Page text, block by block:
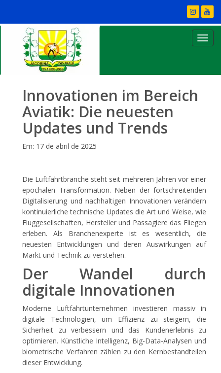
Innovationen im Bereich
Aviatik: Die neuesten
Updates und Trends
Em: 17 de abril de 2025
Die Luftfahrtbranche steht seit mehreren Jahren vor einer
epochalen Transformation. Neben der fortschreitenden
Digitalisierung und nachhaltigen Innovationen verändern
kontinuierliche technische Updates die Art und Weise, wie
Fluggesellschaften, Hersteller und Passagiere das Fliegen
erleben. Als Branchenexperte ist es wesentlich, die
neuesten Entwicklungen und deren Auswirkungen auf
Markt und Technik zu verstehen.
Der Wandel durch
digitale Innovationen
Moderne Luftfahrtunternehmen investieren massiv in
digitale Technologien, um Effizienz zu steigern, die
Sicherheit zu verbessern und das Kundenerlebnis zu
optimieren. Künstliche Intelligenz, Big-Data-Analysen und
biometrische Verfahren zählen zu den Kernbestandteilen
dieser Entwicklung.